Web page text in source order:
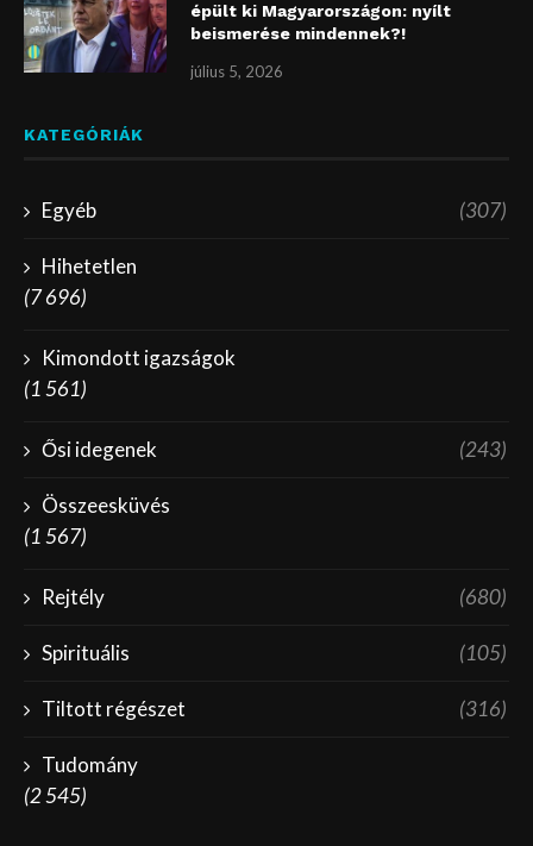
épült ki Magyarországon: nyílt
beismerése mindennek?!
július 5, 2026
KATEGÓRIÁK
Egyéb (307)
Hihetetlen
(7 696)
Kimondott igazságok
(1 561)
Ősi idegenek (243)
Összeesküvés
(1 567)
Rejtély (680)
Spirituális (105)
Tiltott régészet (316)
Tudomány
(2 545)